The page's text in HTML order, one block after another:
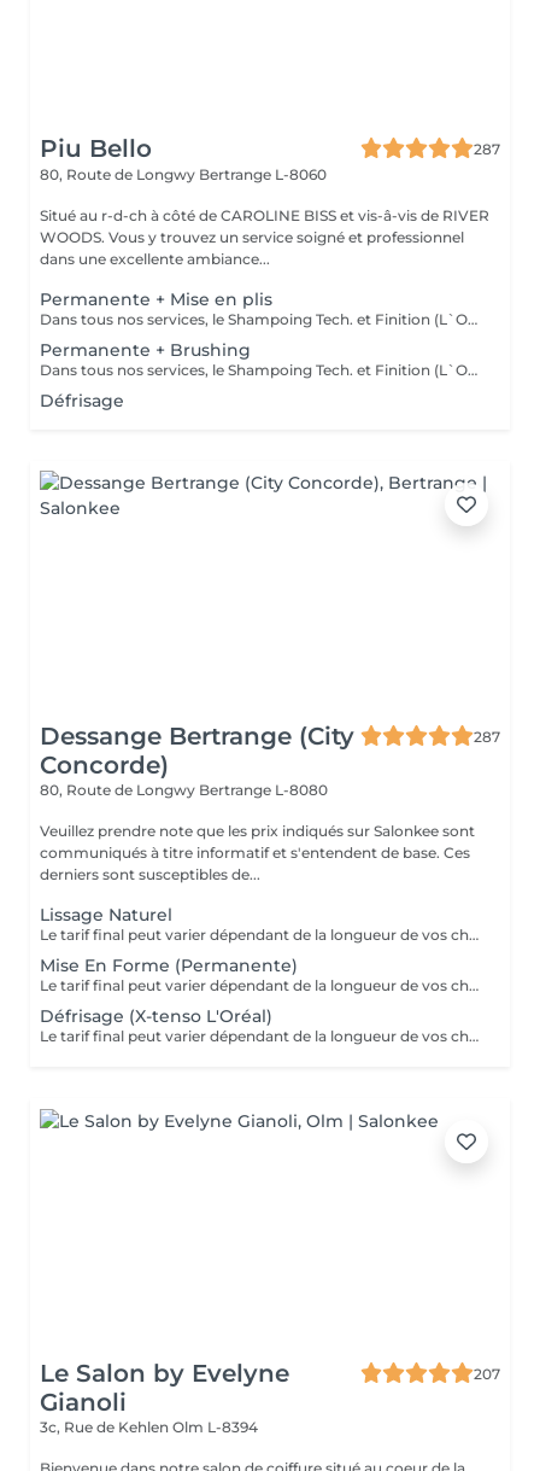
Piu Bello
287
80, Route de Longwy Bertrange L-8060
Situé au r-d-ch à côté de CAROLINE BISS et vis-â-vis de RIVER
WOODS. Vous y trouvez un service soigné et professionnel
dans une excellente ambiance...
Permanente + Mise en plis
Dans tous nos services, le Shampoing Tech. et Finition (L`OREAL)sont compris.
Permanente + Brushing
Dans tous nos services, le Shampoing Tech. et Finition (L`OREAL)sont compris.
Défrisage
Dessange Bertrange (City
Concorde)
287
80, Route de Longwy Bertrange L-8080
Veuillez prendre note que les prix indiqués sur Salonkee sont
communiqués à titre informatif et s'entendent de base. Ces
derniers sont susceptibles de...
Lissage Naturel
Le tarif final peut varier dépendant de la longueur de vos cheveux ainsi que des soins et produits utilisés.
Mise En Forme (Permanente)
Le tarif final peut varier dépendant de la longueur de vos cheveux ainsi que des soins et produits utilisés.
Défrisage (X-tenso L'Oréal)
Le tarif final peut varier dépendant de la longueur de vos cheveux ainsi que des soins et produits utilisés.
Le Salon by Evelyne
Gianoli
207
3c, Rue de Kehlen Olm L-8394